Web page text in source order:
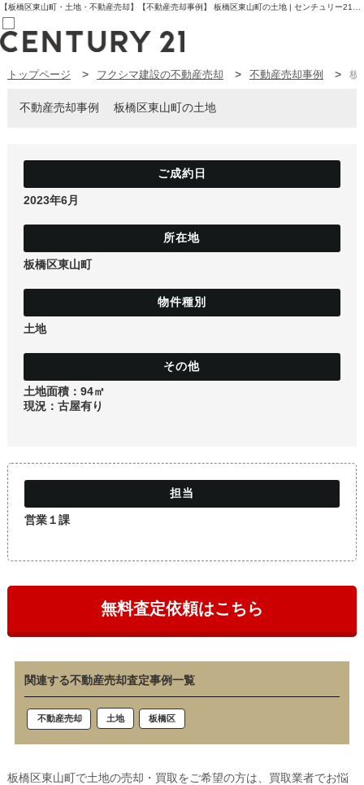
売買部
賃貸部
新規会員登録
お気に入り物件一覧
物件閲覧履歴
物件を探す
条件から探す
学区から探す
新築戸建て
マンション
トップページ フクシマ建設の不動産売却 不動産売却事例 板
不動産売却事例 板橋区東山町の土地
2023年6月
板橋区東山町
土地
土地面積：94㎡
現況：古屋有り
営業１課
無料査定依頼はこちら
関連する不動産売却査定事例一覧
不動産売却 土地 板橋区
板橋区東山町で土地の売却・買取をご希望の方は、買取業者でお悩